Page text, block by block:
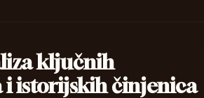
ključnih
istorijskih činjenica